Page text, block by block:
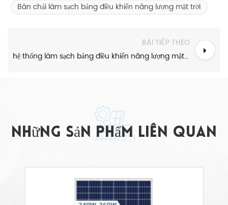
Bàn chải làm sạch bảng điều khiển năng lượng mặt trời
BÀI TIẾP THEO
hệ thống làm sạch bảng điều khiển năng lượng mặt trời tự động
những sản phẩm liên quan